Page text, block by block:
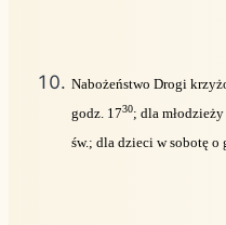
Nabożeństwo Drogi
godz. 1730; dla
św.; dla dzieci w sobotę o